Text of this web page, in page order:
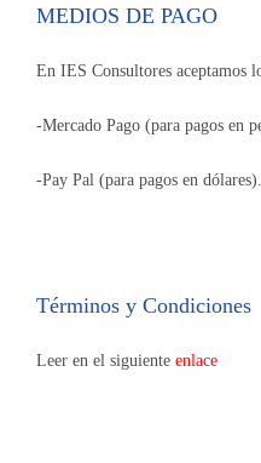
MEDIOS DE PAGO
En IES Consultores aceptamos
-Mercado Pago (para pagos en
-Pay Pal (para pagos en dólares).
Términos y Condiciones
Leer en el siguiente enlace